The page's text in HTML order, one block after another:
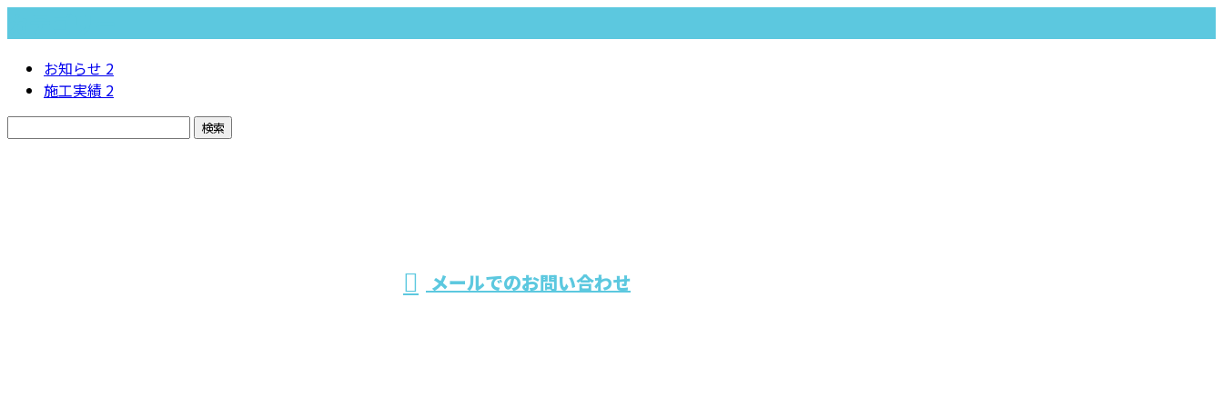
お知らせ 2
施工実績 2
メールでのお問い合わせ